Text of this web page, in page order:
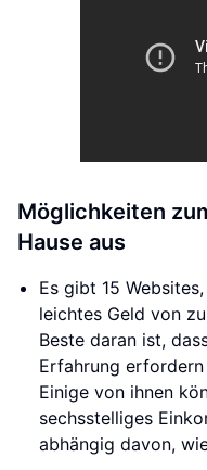
Möglichkeiten
Hause aus
Es gibt 15
leichtes Geld von
Beste daran ist,
Erfahrung
Einige von ihnen
sechsstelliges
abhängig davon,